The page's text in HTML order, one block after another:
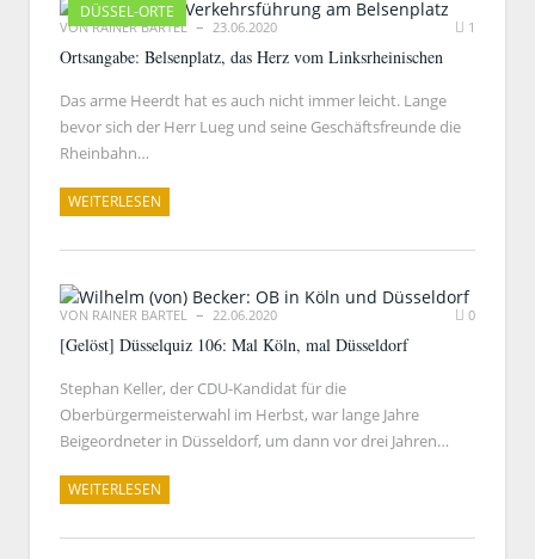
DÜSSEL-ORTE
VONRAINER BARTEL 23.06.2020 1
Ortsangabe: Belsenplatz, das Herz vom Linksrheinischen
Das arme Heerdt hat es auch nicht immer leicht. Lange
bevor sich der Herr Lueg und seine Geschäftsfreunde die
Rheinbahn…
WEITERLESEN
VON RAINER BARTEL 22.06.2020 0
[Gelöst] Düsselquiz 106: Mal Köln, mal Düsseldorf
Stephan Keller, der CDU-Kandidat für die
Oberbürgermeisterwahl im Herbst, war lange Jahre
Beigeordneter in Düsseldorf, um dann vor drei Jahren…
WEITERLESEN